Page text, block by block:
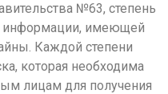
№63, степень
информации, имеющей
Каждой степени
которая необходима
лицам для получения